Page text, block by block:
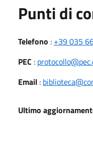
Punti di
Telefono : +39 035
PEC :
Email :
Ultimo